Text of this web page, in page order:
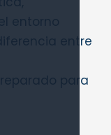
entorno
entre
para